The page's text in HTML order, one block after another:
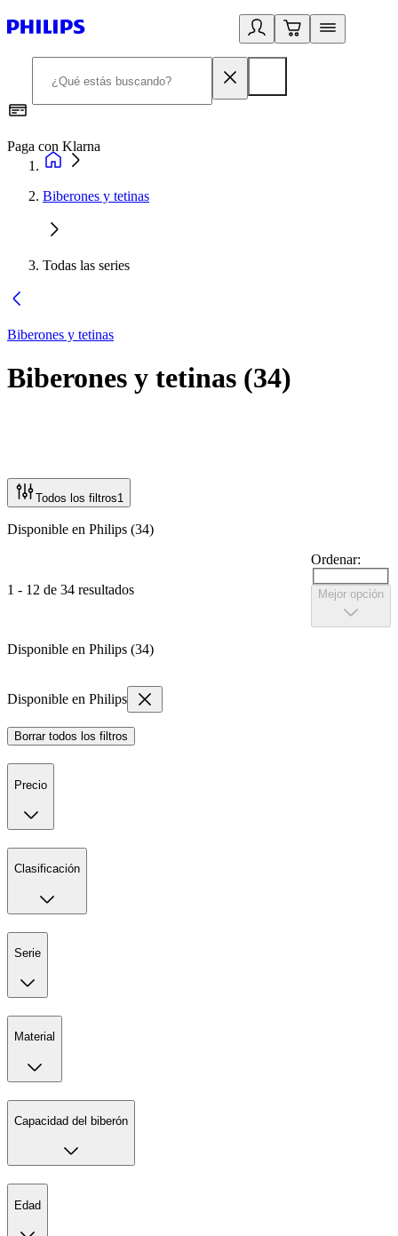
Paga con Klarna
Biberones y tetinas
Todas las series
Biberones y tetinas
Biberones y tetinas (34)
Todos los filtros1
Disponible en Philips (34)
1 - 12 de 34 resultados
Ordenar:
Mejor opción
Disponible en Philips (34)
Disponible en Philips
Borrar todos los filtros
Precio
Clasificación
Serie
Material
Capacidad del biberón
Edad